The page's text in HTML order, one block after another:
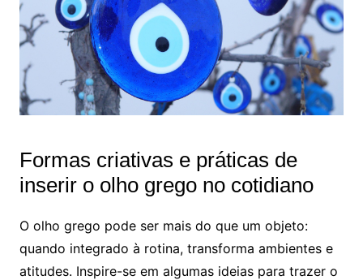
Formas criativas e práticas de
inserir o olho grego no cotidiano
O olho grego pode ser mais do que um objeto:
quando integrado à rotina, transforma ambientes e
atitudes. Inspire-se em algumas ideias para trazer o